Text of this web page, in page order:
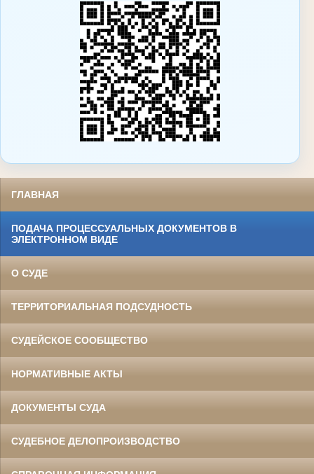
ГЛАВНАЯ
ПОДАЧА ПРОЦЕССУАЛЬНЫХ ДОКУМЕНТОВ В
ЭЛЕКТРОННОМ ВИДЕ
О СУДЕ
ТЕРРИТОРИАЛЬНАЯ ПОДСУДНОСТЬ
СУДЕЙСКОЕ СООБЩЕСТВО
НОРМАТИВНЫЕ АКТЫ
ДОКУМЕНТЫ СУДА
СУДЕБНОЕ ДЕЛОПРОИЗВОДСТВО